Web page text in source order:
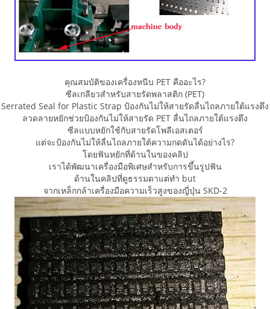
คุณสมบัติของเครื่องหนีบ PET คืออะไร?
ซีลเกลียวสำหรับสายรัดพลาสติก (PET)
Serrated Seal for Plastic Strap ป้องกันไม่ให้สายรัดลื่นไถลภายใต้แรงตึง
ลวดลายหยักช่วยป้องกันไม่ให้สายรัด PET ลื่นไถลภายใต้แรงตึง
ซีลแบบหยักใช้กับสายรัดโพลีเอสเตอร์
แต่จะป้องกันไม่ให้ลื่นไถลภายใต้ความกดดันได้อย่างไร?
โดยฟันหยักที่ด้านในของคลิป
เราได้พัฒนาเครื่องมือพิเศษสำหรับการขึ้นรูปฟัน
ด้านในคลิปที่ดูธรรมดาแต่ทำ but
จากเหล็กกล้าเครื่องมือความเร็วสูงของญี่ปุ่น SKD-2